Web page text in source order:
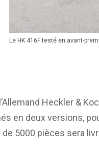
Le HK 416F testé en avant-
Heckler &
en deux versions,
5000 pièces sera